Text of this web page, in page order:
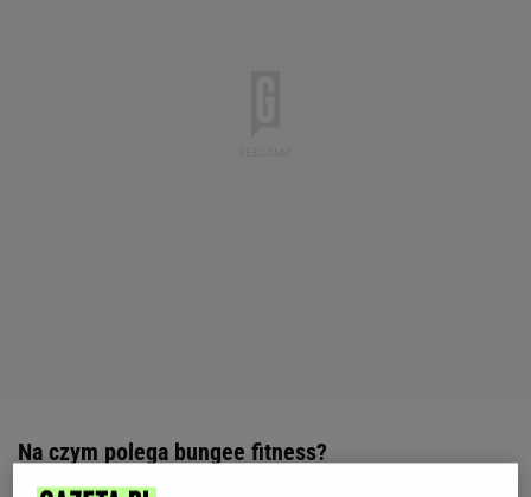
Na czym polega bungee fitness?